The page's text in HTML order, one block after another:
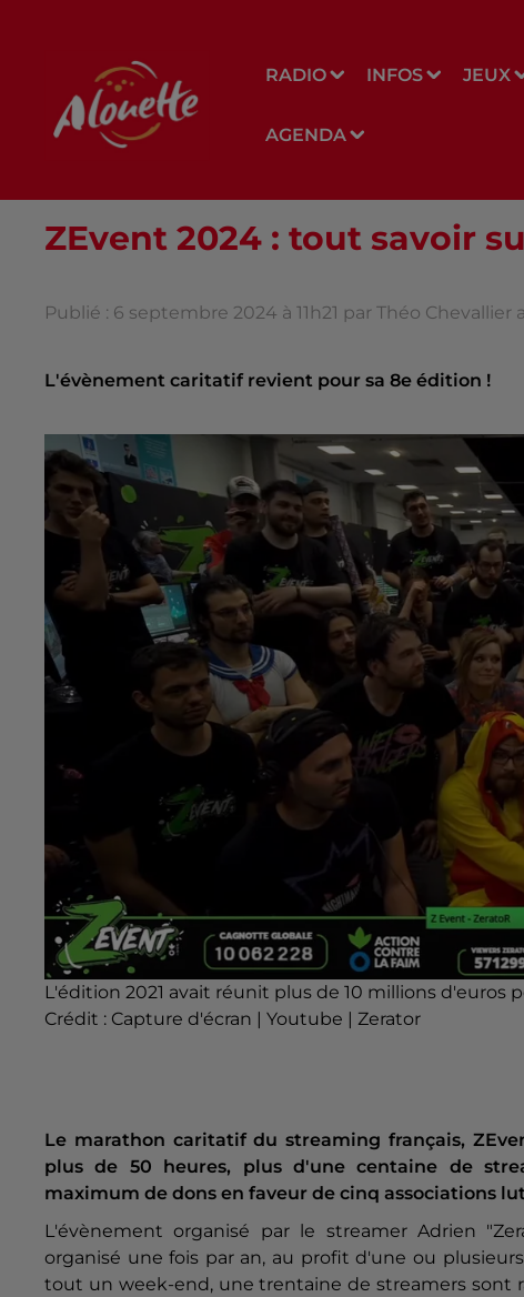
RADIO INFOS JEUX
AGENDA
ZEvent 2024 : tout savoir
Publié : 6 septembre 2024 à 11h21 par Théo Chevallier
L'évènement caritatif revient pour sa 8e édition !
L'édition 2021 avait réunit plus de 10 millions d'euros
Crédit : Capture d'écran | Youtube | Zerator
Le marathon caritatif du streaming français,
plus de 50 heures, plus d'une centaine de
maximum de dons en faveur de cinq associations
L'évènement organisé par le streamer Adrien
organisé une fois par an, au profit d'une ou
tout un week-end, une trentaine de streamers sont